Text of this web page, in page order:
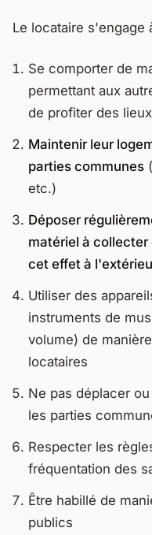
Le locataire s'engage
Se comporter de
permettant aux
de profiter des
Maintenir leur
parties communes
etc.)
Déposer
matériel à collecter
cet effet à
Utiliser des
instruments de
volume) de
locataires
Ne pas déplacer
les parties
Respecter les
fréquentation des
Être habillé de
publics